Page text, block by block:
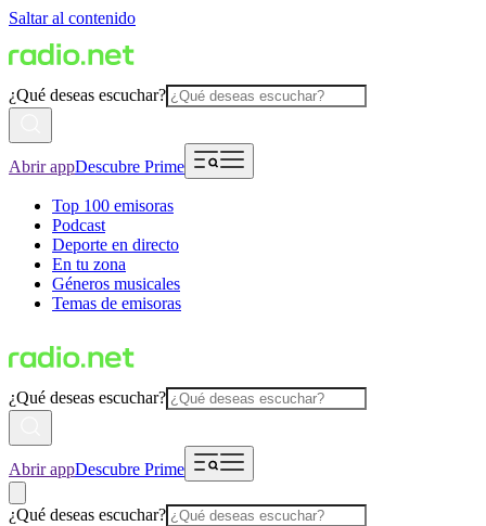
Saltar al contenido
¿Qué deseas escuchar?
Abrir appDescubre Prime
Top 100 emisoras
Podcast
Deporte en directo
En tu zona
Géneros musicales
Temas de emisoras
¿Qué deseas escuchar?
Abrir appDescubre Prime
¿Qué deseas escuchar?